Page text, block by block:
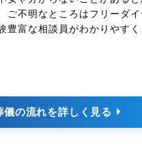
ご不明なところはフリーダ
豊富な相談員がわかりやすく
儀の流れを詳しく見る